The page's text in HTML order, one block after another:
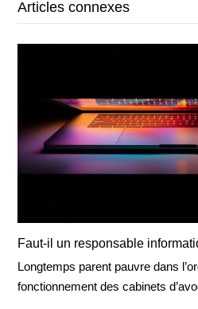
Articles connexes
Faut-il un responsable
Longtemps parent pauvre dans
fonctionnement des cabinets